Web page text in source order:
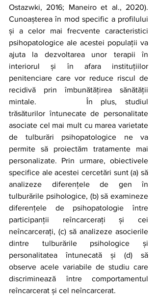
Ostazwki, 2016; Maneiro et al., 2020).
Cunoașterea în mod specific a profilului
și a celor mai frecvente caracteristici
psihopatologice ale acestei populații va
ajuta la dezvoltarea unor terapii în
interiorul și în afara instituțiilor
penitenciare care vor reduce riscul de
recidivă prin îmbunătățirea sănătății
mintale. 		În plus, studiul
trăsăturilor întunecate de personalitate
asociate cel mai mult cu marea varietate
de tulburări psihopatologice ne va
permite să proiectăm tratamente mai
personalizate. Prin urmare, obiectivele
specifice ale acestei cercetări sunt (a) să
analizeze diferențele de gen în
tulburările psihologice, (b) să examineze
diferențele de psihopatologie între
participanții reîncarcerați și cei
neîncarcerați, (c) să analizeze asocierile
dintre tulburările psihologice și
personalitatea întunecată și (d) să
observe acele variabile de studiu care
discriminează între comportamentul
reîncarcerat și cel neîncarcerat.